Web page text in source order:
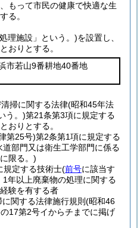
もって市民の健康で快適な生
る。
理施設」という。)を設置し、
おりとする。
市若山9番耕地40番地
掃に関する法律(昭和45年法
う。)第21条第3項に規定する
おりとする。
第25号)第2条第1項に規定する
部門又は衛生工学部門に係る
限る。)
規定する技術士(前号に該当す
1年以上廃棄物の処理に関する
験を有する者
関する法律施行規則 (昭和46
17第2号イからチまでに掲げ